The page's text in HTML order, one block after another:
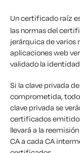
Un certificado raíz
las normas del
jerárquica de varios
aplicaciones web
validado la
Si la clave privada
comprometida,
clave privada se
certificados
llevará a la
CA a cada CA